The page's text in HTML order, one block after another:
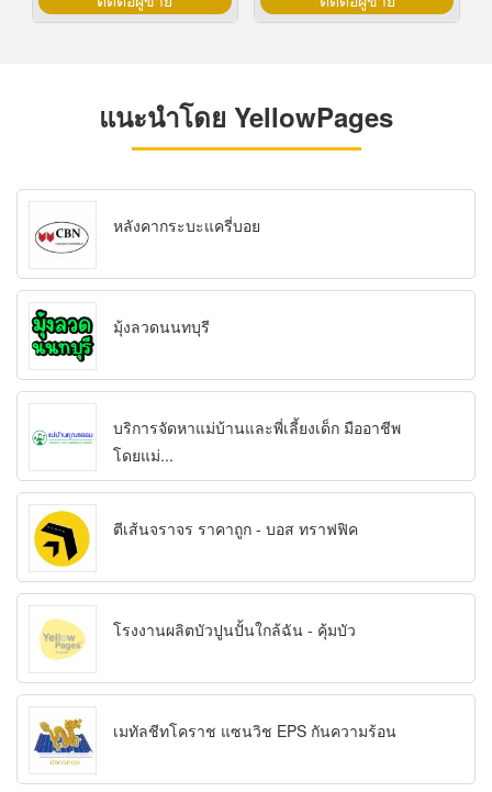
แนะนำโดย YellowPages
หลังคากระบะแครี่บอย
มุ้งลวดนนทบุรี
บริการจัดหาแม่บ้านและพี่เลี้ยงเด็ก มืออาชีพ
โดยแม่...
ตีเส้นจราจร ราคาถูก - บอส ทราฟฟิค
โรงงานผลิตบัวปูนปั้นใกล้ฉัน - คุ้มบัว
เมทัลชีทโคราช แซนวิช EPS กันความร้อน